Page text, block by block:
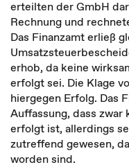
erteilten der GmbH
Rechnung und
Das Finanzamt erließ
erhob, da keine
erfolgt sei. Die Klage
hiergegen Erfolg. Das
Auffassung, dass
erfolgt ist, allerdings
zutreffend gewesen,
worden sind.